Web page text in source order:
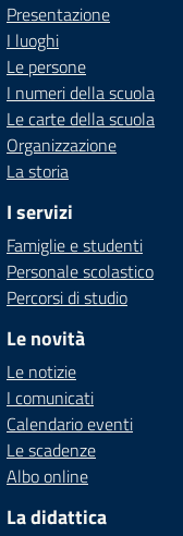
Presentazione
I luoghi
Le persone
I numeri della scuola
Le carte della scuola
Organizzazione
La storia
I servizi
Famiglie e studenti
Personale scolastico
Percorsi di studio
Le novità
Le notizie
I comunicati
Calendario eventi
Le scadenze
Albo online
La didattica